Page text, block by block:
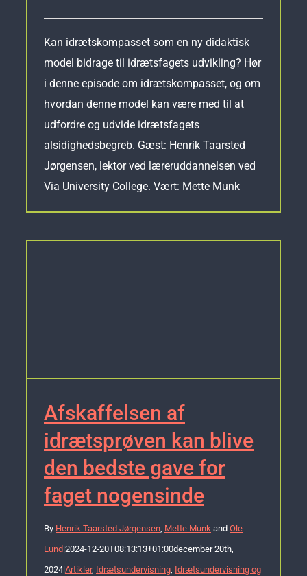
Kan idrætskompasset som en ny didaktisk
model bidrage til idrætsfagets udvikling? Hør
i denne episode om idrætskompasset, og om
hvordan denne model kan være med til at
udfordre og udvide idrætsfagets
alsidighedsbegreb. Gæst: Henrik Taarsted
Jørgensen, lektor ved læreruddannelsen ved
Via University College. Vært: Mette Munk
Afskaffelsen af
idrætsprøven kan blive
den bedste gave for
faget nogensinde
By Henrik Taarsted Jørgensen, Mette Munk and Ole
Lund|2024-12-20T08:13:13+01:00december 20th,
2024|Artikler, Idrætsundervisning, Idrætsundervisning og